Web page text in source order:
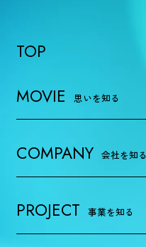
TOP
MOVIE
思いを知る
COMPANY 会社を知る
PROJECT 事業を知る